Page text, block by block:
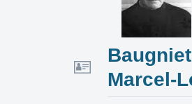
Baugniet
Marcel-